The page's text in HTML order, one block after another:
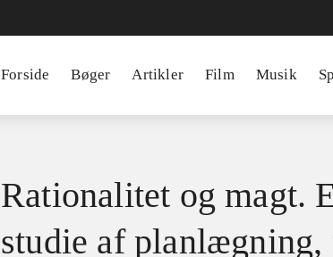
Forside Bøger Artikler Film Musik
Rationalitet og magt.
studie af